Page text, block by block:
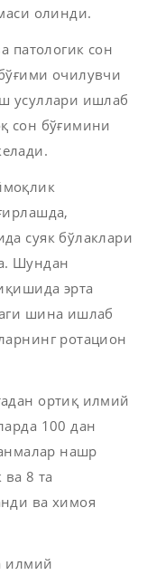
олинди.
патологик сон
очилувчи
усуллари ишлаб
сон бўғимини
суяк бўлаклари
Шундан
эрта
шина ишлаб
ротацион
ортиқ илмий
100 дан
нашр
8 та
ва химоя
илмий